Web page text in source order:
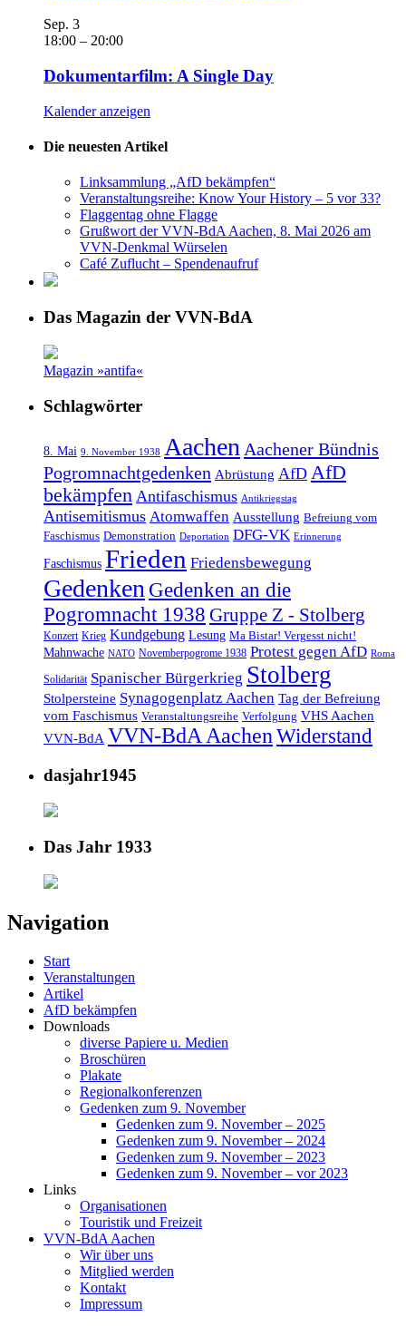
Sep. 3
18:00 – 20:00
Dokumentarfilm: A Single Day
Kalender anzeigen
Die neuesten Artikel
Linksammlung „AfD bekämpfen“
Veranstaltungsreihe: Know Your History – 5 vor 33?
Flaggentag ohne Flagge
Grußwort der VVN-BdA Aachen, 8. Mai 2026 am
VVN-Denkmal Würselen
Café Zuflucht – Spendenaufruf
Das Magazin der VVN-BdA
Magazin »antifa«
Schlagwörter
8. Mai 9. November 1938 Aachen Aachener Bündnis
Pogromnachtgedenken Abrüstung AfD AfD
bekämpfen Antifaschismus Antikriegstag
Antisemitismus Atomwaffen Ausstellung Befreiung vom
Faschismus Demonstration Deportation DFG-VK Erinnerung
Faschismus Frieden Friedensbewegung
Gedenken Gedenken an die
Pogromnacht 1938 Gruppe Z - Stolberg
Konzert Krieg Kundgebung Lesung Ma Bistar! Vergesst nicht!
Mahnwache NATO Novemberpogrome 1938 Protest gegen AfD Roma
Solidarität Spanischer Bürgerkrieg Stolberg
Stolpersteine Synagogenplatz Aachen Tag der Befreiung
vom Faschismus Veranstaltungsreihe Verfolgung VHS Aachen
VVN-BdA VVN-BdA AachenWiderstand
dasjahr1945
Das Jahr 1933
Navigation
Start
Veranstaltungen
Artikel
AfD bekämpfen
Downloads
diverse Papiere u. Medien
Broschüren
Plakate
Regionalkonferenzen
Gedenken zum 9. November
Gedenken zum 9. November – 2025
Gedenken zum 9. November – 2024
Gedenken zum 9. November – 2023
Gedenken zum 9. November – vor 2023
Links
Organisationen
Touristik und Freizeit
VVN-BdA Aachen
Wir über uns
Mitglied werden
Kontakt
Impressum